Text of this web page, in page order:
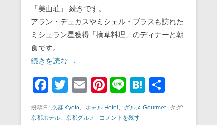
「美山荘」 続きです。
アラン・デュカスやミシェル・ブラスも訪れた
ミシュラン星獲得「摘草料理」のディナーと朝
食です。
続きを読む →
F
a
c
T
tt
E
ail
Pi
er
Li
n
e
H
e
投稿日: 京都 Kyoto ホテル Hotel グルメ Gourmet| タグ:
京都ホテル
京都グルメ | コメントを残す